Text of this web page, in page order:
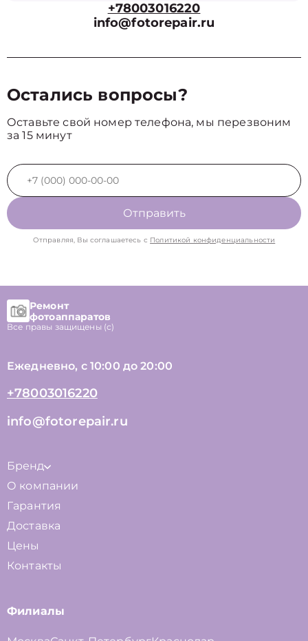
+78003016220
info@fotorepair.ru
Остались вопросы?
Оставьте свой номер телефона, мы перезвоним
за 15 минут
Отправить
Отправляя, Вы соглашаетесь с Политикой конфиденциальности
Ремонт
фотоаппаратов
Все правы защищены (с)
Ежедневно, с 10:00 до 20:00
+78003016220
info@fotorepair.ru
Бренд
О компании
Гарантия
Доставка
Цены
Контакты
Филиалы